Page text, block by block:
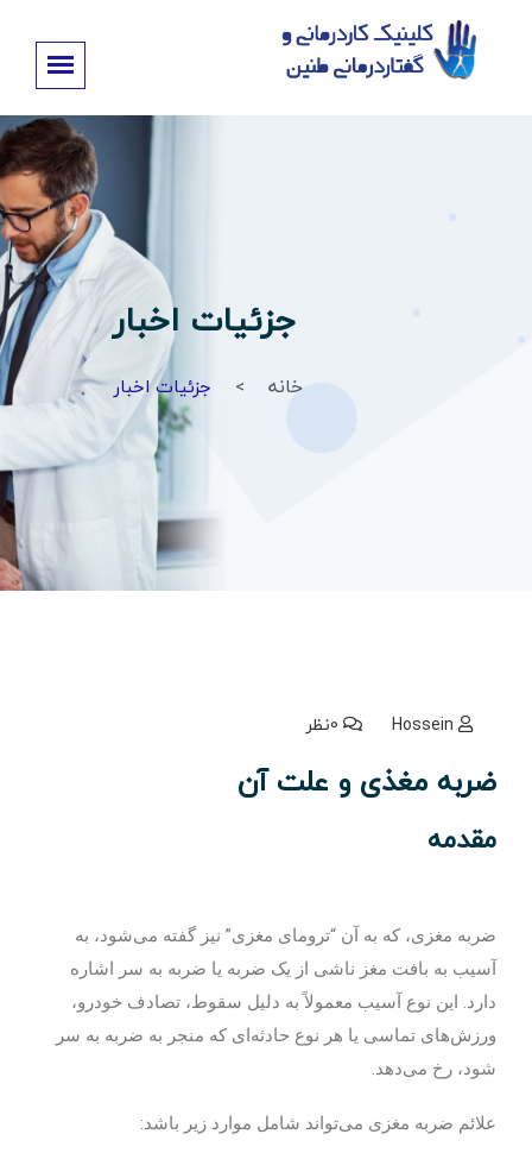
جزئیات اخبار
خانه جزئیات اخبار
Hossein
ضربه مغذی و علت آن
مقدمه
ضربه مغزی، که به آن “ترومای مغزی” نیز گفته می‌شود، به
آسیب به بافت مغز ناشی از یک ضربه یا ضربه به سر اشاره
دارد. این نوع آسیب معمولاً به دلیل سقوط، تصادف خودرو،
ورزش‌های تماسی یا هر نوع حادثه‌ای که منجر به ضربه به سر
شود، رخ می‌دهد.
علائم ضربه مغزی می‌تواند شامل موارد زیر باشد: